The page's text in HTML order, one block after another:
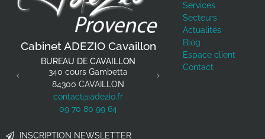
Cabinet ADEZIO Cavaillon
BUREAU DE CAVAILLON
340 cours Gambetta
84300 CAVAILLON
contact@adezio.fr
09 70 80 99 64
Previous Next
Services
Secteurs
Actualités
Blog
Espace client
Contact
INSCRIPTION NEWSLETTER